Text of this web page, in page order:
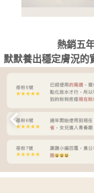
熱銷五
默默養出穩定膚況的